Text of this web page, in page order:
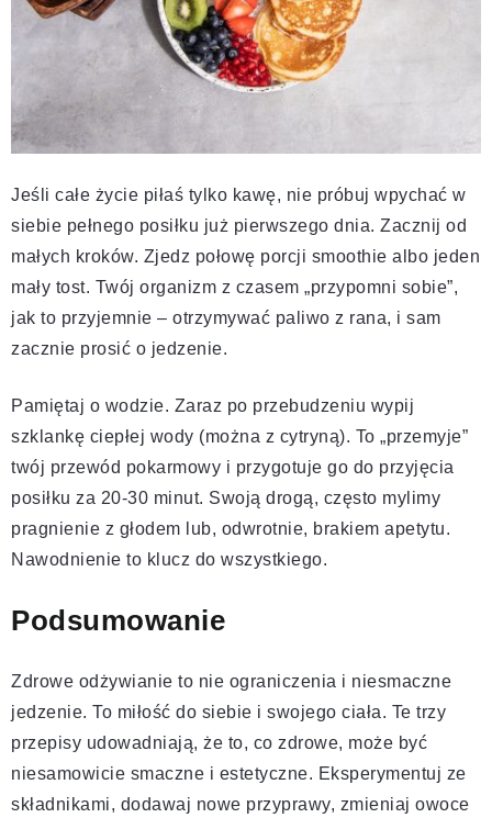
Jeśli całe życie piłaś tylko kawę, nie próbuj wpychać w
siebie pełnego posiłku już pierwszego dnia. Zacznij od
małych kroków. Zjedz połowę porcji smoothie albo jeden
mały tost. Twój organizm z czasem „przypomni sobie”,
jak to przyjemnie – otrzymywać paliwo z rana, i sam
zacznie prosić o jedzenie.
Pamiętaj o wodzie. Zaraz po przebudzeniu wypij
szklankę ciepłej wody (można z cytryną). To „przemyje”
twój przewód pokarmowy i przygotuje go do przyjęcia
posiłku za 20-30 minut. Swoją drogą, często mylimy
pragnienie z głodem lub, odwrotnie, brakiem apetytu.
Nawodnienie to klucz do wszystkiego.
Podsumowanie
Zdrowe odżywianie to nie ograniczenia i niesmaczne
jedzenie. To miłość do siebie i swojego ciała. Te trzy
przepisy udowadniają, że to, co zdrowe, może być
niesamowicie smaczne i estetyczne. Eksperymentuj ze
składnikami, dodawaj nowe przyprawy, zmieniaj owoce